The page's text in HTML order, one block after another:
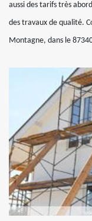
aussi des tarifs très
des travaux de qualité.
Montagne, dans le